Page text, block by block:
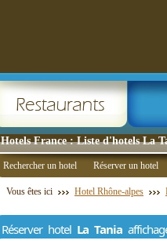
Hotels France : Liste d'hotels La
Rechercher un hotel Réserver un hotel
Vous êtes ici Hotel Rhône-alpes
Réserver hotel La Tania